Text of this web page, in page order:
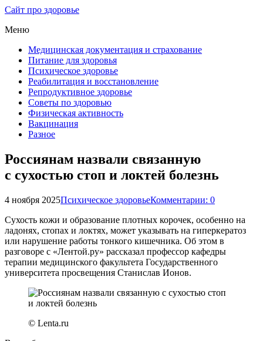
Сайт про здоровье
Меню
Медицинская документация и страхование
Питание для здоровья
Психическое здоровье
Реабилитация и восстановление
Репродуктивное здоровье
Советы по здоровью
Физическая активность
Вакцинация
Разное
Россиянам назвали связанную
с сухостью стоп и локтей болезнь
4 ноября 2025Психическое здоровьеКомментарии: 0
Сухость кожи и образование плотных корочек, особенно на
ладонях, стопах и локтях, может указывать на гиперкератоз
или нарушение работы тонкого кишечника. Об этом в
разговоре с «Лентой.ру» рассказал профессор кафедры
терапии медицинского факультета Государственного
университета просвещения Станислав Ионов.
© Lenta.ru